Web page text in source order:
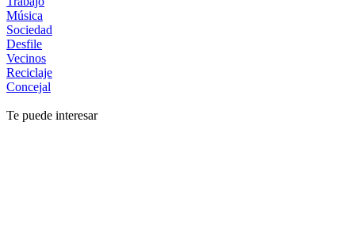
Música
Sociedad
Desfile
Vecinos
Reciclaje
Concejal
Te puede interesar